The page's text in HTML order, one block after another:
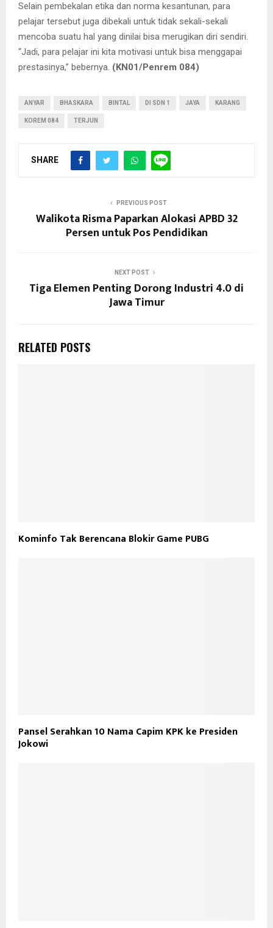
Selain pembekalan etika dan norma kesantunan, para
pelajar tersebut juga dibekali untuk tidak sekali-sekali
mencoba suatu hal yang dinilai bisa merugikan diri sendiri.
“Jadi, para pelajar ini kita motivasi untuk bisa menggapai
prestasinya,” bebernya. (KN01/Penrem 084)
ANYAR BHASKARA BINTAL DI SDN 1 JAYA KARANG
KOREM 084 TERJUN
SHARE
PREVIOUS POST
Walikota Risma Paparkan Alokasi APBD 32
Persen untuk Pos Pendidikan
NEXT POST
Tiga Elemen Penting Dorong Industri 4.0 di
Jawa Timur
RELATED POSTS
Kominfo Tak Berencana Blokir Game PUBG
Pansel Serahkan 10 Nama Capim KPK ke Presiden
Jokowi